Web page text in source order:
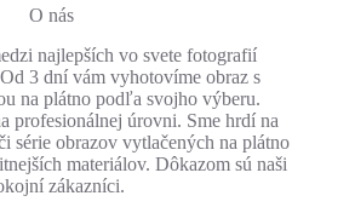
O nás
najlepších vo svete fotografií
3 dní vám vyhotovíme obraz s
na plátno podľa svojho výberu.
profesionálnej úrovni. Sme hrdí na
série obrazov vytlačených na plátno
materiálov. Dôkazom sú naši
zákazníci.